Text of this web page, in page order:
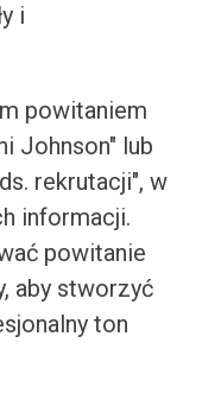
i
powitaniem
Johnson" lub
rekrutacji", w
informacji.
powitanie
aby stworzyć
ton